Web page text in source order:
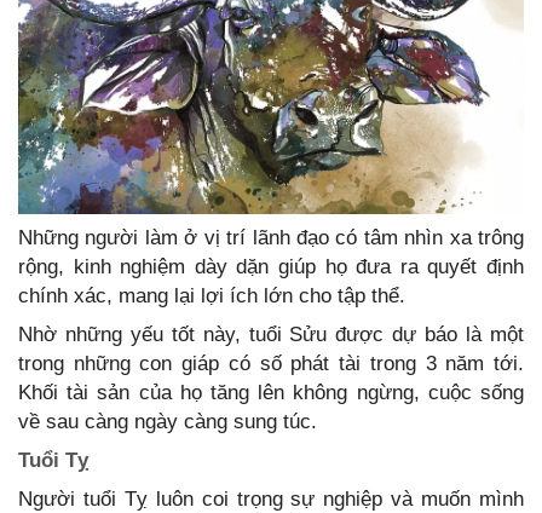
Những người làm ở vị trí lãnh đạo có tâm nhìn xa trông
rộng, kinh nghiệm dày dặn giúp họ đưa ra quyết định
chính xác, mang lại lợi ích lớn cho tập thể.
Nhờ những yếu tốt này, tuổi Sửu được dự báo là một
trong những con giáp có số phát tài trong 3 năm tới.
Khối tài sản của họ tăng lên không ngừng, cuộc sống
về sau càng ngày càng sung túc.
Tuổi Tỵ
Người tuổi Tỵ luôn coi trọng sự nghiệp và muốn mình